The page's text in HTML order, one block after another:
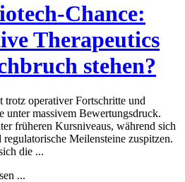
Chance:
Therapeutics
stehen?
trotz operativer Fortschritte und
massivem Bewertungsdruck.
früheren Kursniveaus, während sich
Meilensteine zuspitzen.
die ...
...